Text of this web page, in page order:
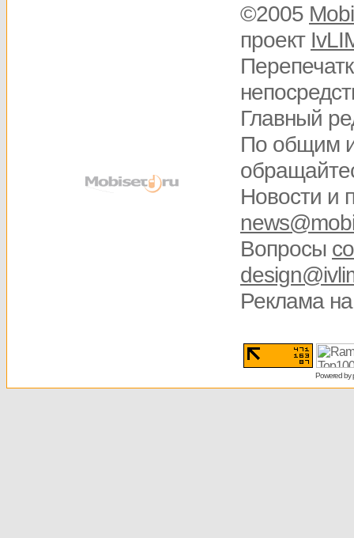
©2005
проект
Главный
По общим
Новости и
Вопросы
Реклама
Powered by